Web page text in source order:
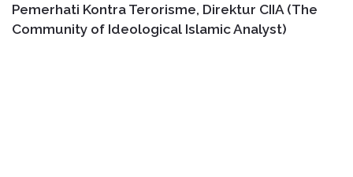
Pemerhati Kontra Terorisme, Direktur CIIA (The
Community of Ideological Islamic Analyst)